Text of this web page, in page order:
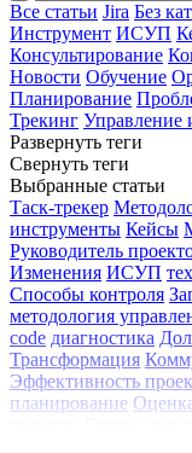
Все статьи Jira Без
Инструмент ИСУП
Консультирование
Новости Обучение
Планирование
Трекинг Управление
Развернуть теги
Свернуть теги
Выбранные статьи
Таск-трекер
инструменты Кейсы
Руководитель
Изменения ИСУП
Способы контроля
методология
code диагностика
Трансформация
Эффективность
планирование